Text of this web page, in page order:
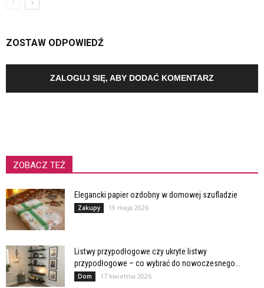
ZOSTAW ODPOWIEDŹ
ZALOGUJ SIĘ, ABY DODAĆ KOMENTARZ
ZOBACZ TEŻ
Elegancki papier ozdobny w domowej szufladzie
Zakupy 19 maja 2026
Listwy przypodłogowe czy ukryte listwy
przypodłogowe – co wybrać do nowoczesnego...
Dom 17 kwietnia 2026